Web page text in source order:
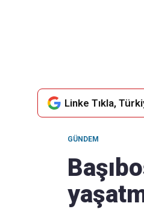
Linke Tıkla,
GÜNDEM